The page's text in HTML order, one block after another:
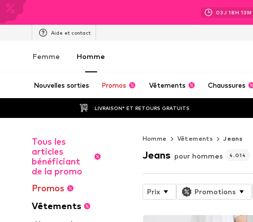
03J 18H 13M
Aide et contact
Femme Homme
Nouvelles sorties Promos Vêtements Chaussures
LIVRAISON* ET RETOURS GRATUITS
Tous les
articles
bénéficiant
de la promo
Promos
Vêtements
Homme Vêtements Jeans
Jeans pour hommes 4.014
Prix Promotions